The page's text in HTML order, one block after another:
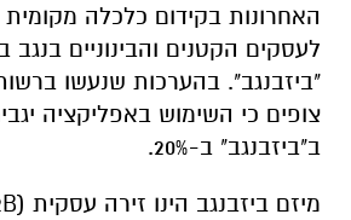
האחרונות בקידום כלכלה מקומית
לעסקים הקטנים והבינוניים בנגב
"ביזבנגב". בהערכות שנעשו
צופים כי השימוש באפליקציה
ב"ביזבנגב" ב-20%.